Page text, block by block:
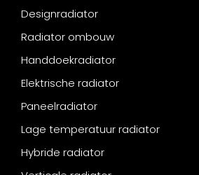
Designradiator
Radiator ombouw
Handdoekradiator
Elektrische radiator
Paneelradiator
Lage temperatuur radiator
Hybride radiator